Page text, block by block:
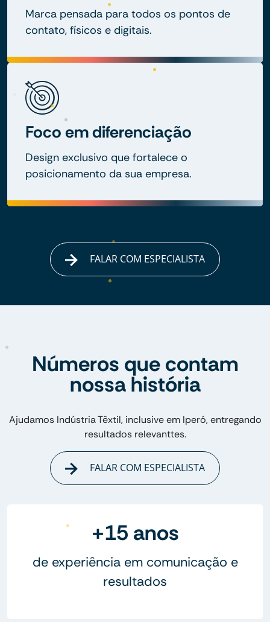
Marca pensada para todos os pontos de
contato, físicos e digitais.
Foco em diferenciação
Design exclusivo que fortalece o
posicionamento da sua empresa.
FALAR COM ESPECIALISTA
Números que contam
nossa história
Ajudamos Indústria Têxtil, inclusive em Iperó, entregando
resultados relevanttes.
FALAR COM ESPECIALISTA
+15 anos
de experiência em comunicação e
resultados